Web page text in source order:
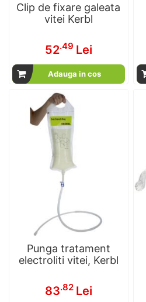
Clip de fixare galeata
vitei Kerbl
52.49 Lei
Adauga in cos
Punga tratament
electroliti vitei, Kerbl
83.82 Lei